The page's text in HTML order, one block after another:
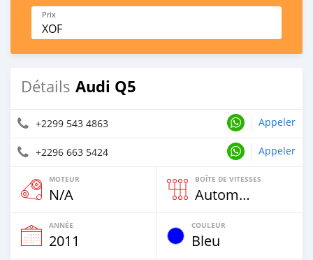
Prix
XOF
Détails Audi Q5
+2299 543 4863 Appeler
+2296 663 5424 Appeler
MOTEUR
N/A
BOÎTE DE VITESSES
Automatique
ANNÉE
2011
COULEUR
Bleu